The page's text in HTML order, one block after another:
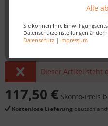
Alle
Sie können Ihre
Datenschutzeinstellungen ändern.
Datenschutz| Impressum
Dieser Artikel steht
117,50 € Skonto-Preis
Kostenlose Lieferung